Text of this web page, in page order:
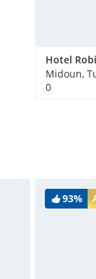
Midoun,
0
93%